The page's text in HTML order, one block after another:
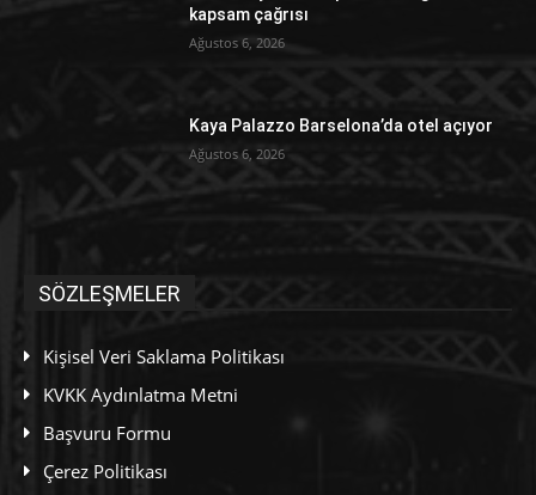
kapsam çağrısı
Ağustos 6, 2026
Kaya Palazzo Barselona’da otel açıyor
Ağustos 6, 2026
SÖZLEŞMELER
Kişisel Veri Saklama Politikası
KVKK Aydınlatma Metni
Başvuru Formu
Çerez Politikası